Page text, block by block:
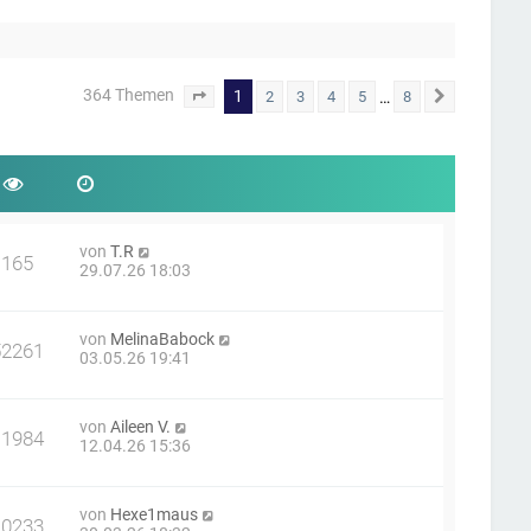
364 Themen Seite von 8
1 2 3 4 5 … 8
165 vonT.R
29.07.26 18:03
von MelinaBabock
03.05.26 19:41
vonAileen V.
12.04.26 15:36
von Hexe1maus